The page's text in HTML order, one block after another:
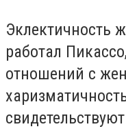
Эклектичность
работал
отношений с